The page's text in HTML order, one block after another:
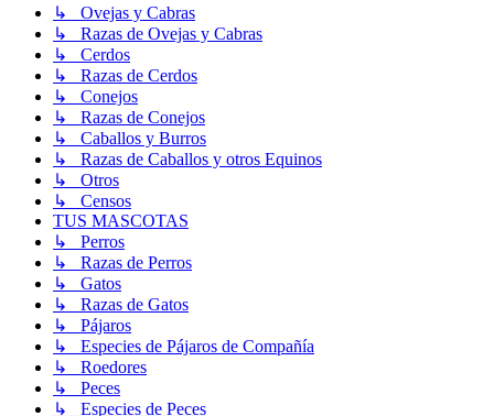
↳ Ovejas y Cabras
↳ Razas de Ovejas y Cabras
↳ Cerdos
↳ Razas de Cerdos
↳ Conejos
↳ Razas de Conejos
↳ Caballos y Burros
↳ Razas de Caballos y otros Equinos
↳ Otros
↳ Censos
TUS MASCOTAS
↳ Perros
↳ Razas de Perros
↳ Gatos
↳ Razas de Gatos
↳ Pájaros
↳ Especies de Pájaros de Compañía
↳ Roedores
↳ Peces
↳ Especies de Peces